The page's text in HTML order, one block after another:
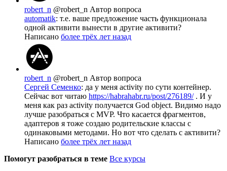
robert_n @robert_n Автор вопроса
automatik: т.е. ваше предложение часть функционала
одной активити вынести в другие активити?
Написано более трёх лет назад
robert_n @robert_n Автор вопроса
Сергей Семенко: да у меня activity по сути контейнер.
Сейчас вот читаю https://habrahabr.ru/post/276189/. И у
меня как раз activity получается God object. Видимо надо
лучше разобраться с MVP. Что касается фрагментов,
адаптеров я тоже создаю родительские классы с
одинаковыми методами. Но вот что сделать с активити?
Написано более трёх лет назад
Помогут разобраться в теме Все курсы